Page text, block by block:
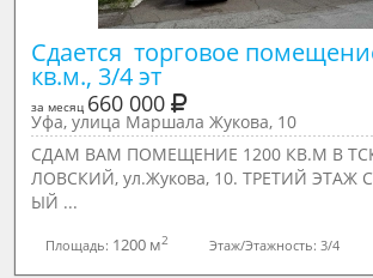
Сдается  торговое
кв.м., 3/4 эт
за месяц 660 000
Уфа, улица Маршала Жукова, 10
СДАМ ВАМ ПОМЕЩЕНИЕ 1200 КВ.М В
ЛОВСКИЙ, ул.Жукова, 10. ТРЕТИЙ ЭТАЖ
ЫЙ ...
Площадь: 1200 м2 Этаж/Этажность: 3/4